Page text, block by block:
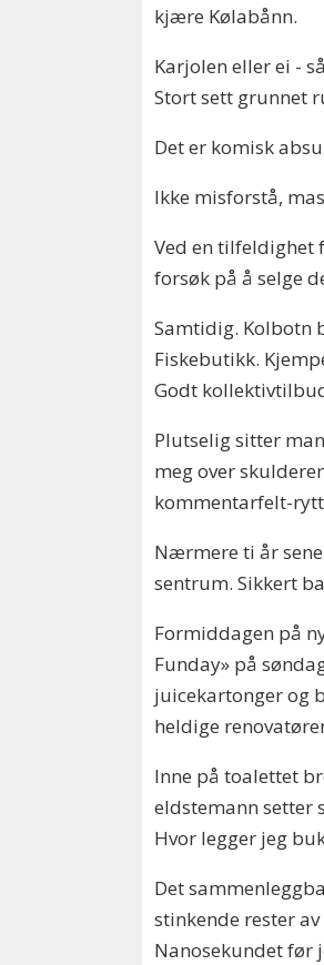
kjære Kølabånn.
Karjolen eller ei -
Stort sett grunnet
Det er komisk
Ikke misforstå,
Ved en tilfeldighet
forsøk på å selge
Samtidig. Kolbotn
Fiskebutikk.
Godt
Plutselig sitter
meg over
kommentarfelt-
Nærmere ti år
sentrum. Sikkert
Formiddagen på
Funday» på
juicekartonger og
heldige
Inne på toalettet
eldstemann setter
Hvor legger jeg
Det
stinkende rester
Nanosekundet før